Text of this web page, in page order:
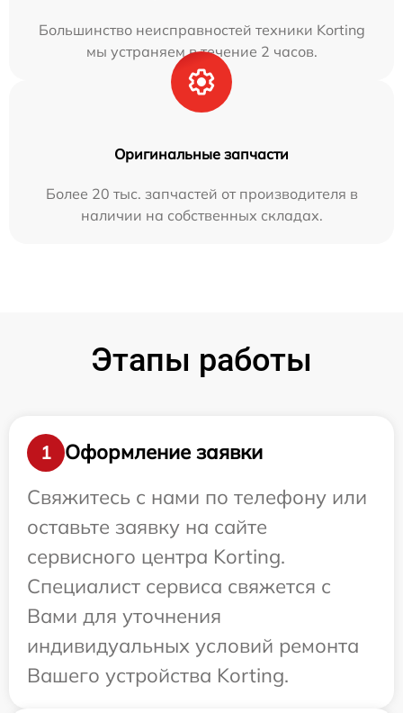
Большинство неисправностей техники Korting
мы устраняем в течение 2 часов.
Оригинальные запчасти
Более 20 тыс. запчастей от производителя в
наличии на собственных складах.
Этапы работы
1
Оформление заявки
Свяжитесь с нами по телефону или
оставьте заявку на сайте
сервисного центра Korting.
Специалист сервиса свяжется с
Вами для уточнения
индивидуальных условий ремонта
Вашего устройства Korting.